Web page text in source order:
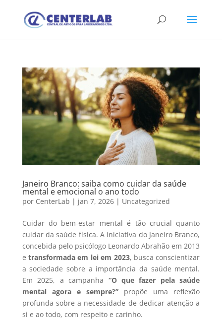
Janeiro Branco: saiba como cuidar da saúde
mental e emocional o ano todo
por CenterLab | jan 7, 2026| Uncategorized
Cuidar do bem-estar mental é tão crucial quanto
cuidar da saúde física. A iniciativa do Janeiro Branco,
concebida pelo psicólogo Leonardo Abrahão em 2013
etransformada em lei em 2023, busca conscientizar
a sociedade sobre a importância da saúde mental.
Em 2025, a campanha “O que fazer pela saúde
mental agora e sempre?” propõe uma reflexão
profunda sobre a necessidade de dedicar atenção a
si e ao todo, com respeito e carinho.